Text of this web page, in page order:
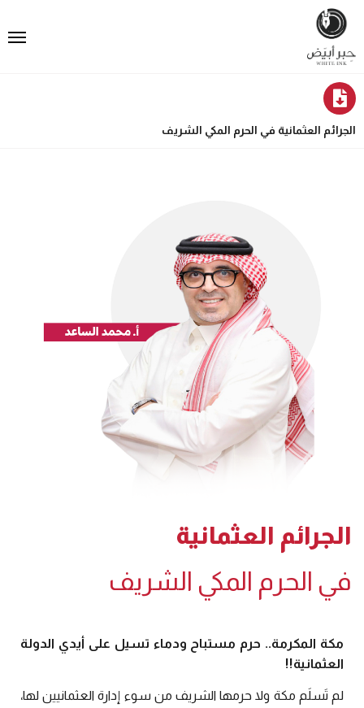
الجرائم العثمانية في الحرم المكي الشريف
الجرائم العثمانية
في الحرم المكي الشريف
مكة المكرمة.. حرم مستباح ودماء تسيل على أيدي الدولة
العثمانية!!
لم تَسلَم مكة ولا حرمها الشريف من سوء إدارة العثمانيين لها،